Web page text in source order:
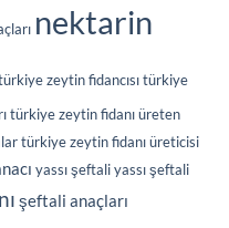
nektarin
zeytin fidancısıtürkiye
türkiye zeytin fidanı üreten
türkiye zeytin fidanı üreticisi
yassı şeftaliyassı şeftali
şeftali anaçları